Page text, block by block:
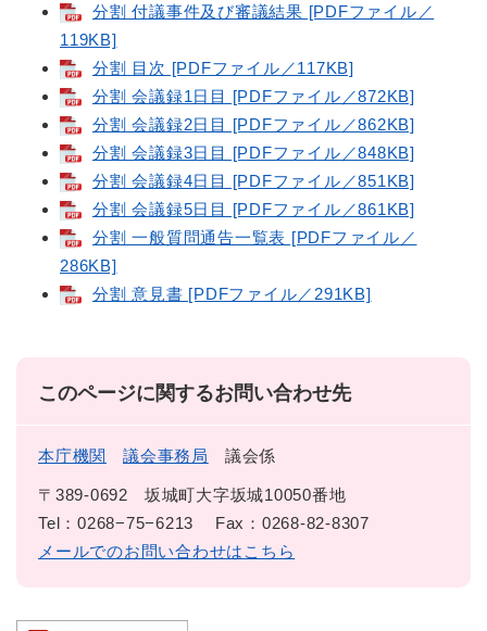
分割 付議事件及び審議結果 [PDFファイル／
119KB]
分割 目次 [PDFファイル／117KB]
分割 会議録1日目 [PDFファイル／872KB]
分割 会議録2日目 [PDFファイル／862KB]
分割 会議録3日目 [PDFファイル／848KB]
分割 会議録4日目 [PDFファイル／851KB]
分割 会議録5日目 [PDFファイル／861KB]
分割 一般質問通告一覧表 [PDFファイル／
286KB]
分割 意見書 [PDFファイル／291KB]
このページに関するお問い合わせ先
本庁機関 議会事務局 議会係
〒389-0692
坂城町大字坂城10050番地
Tel：0268−75−6213
Fax：0268-82-8307
メールでのお問い合わせはこちら